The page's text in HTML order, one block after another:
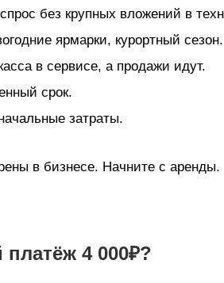
без крупных вложений в
ярмарки, курортный сезон.
в сервисе, а продажи идут.
срок.
затраты.
в бизнесе. Начните с аренды.
4 000₽?